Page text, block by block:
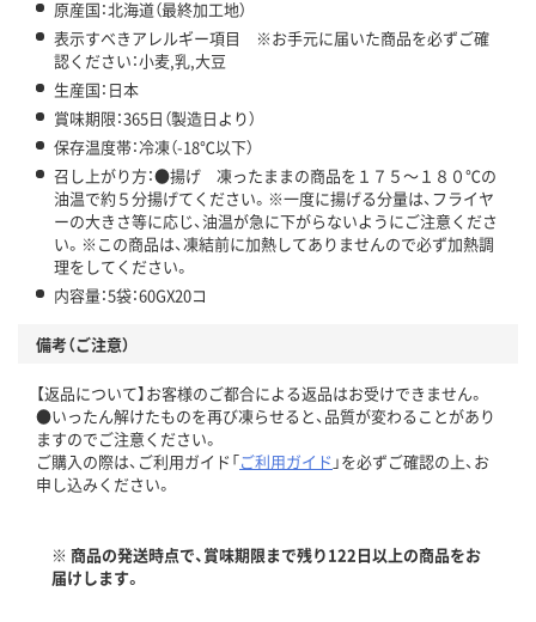
原産国：北海道（最終加工地）
表示すべきアレルギー項目 ※お手元に届いた商品を必ずご確
認ください：小麦,乳,大豆
生産国：日本
賞味期限：365日（製造日より）
保存温度帯：冷凍（-18℃以下）
召し上がり方：●揚げ 凍ったままの商品を１７５～１８０℃の
油温で約５分揚げてください。※一度に揚げる分量は、フライヤ
ーの大きさ等に応じ、油温が急に下がらないようにご注意くださ
い。※この商品は、凍結前に加熱してありませんので必ず加熱調
理をしてください。
内容量：5袋：60GX20コ
備考（ご注意）
【返品について】お客様のご都合による返品はお受けできません。
●いったん解けたものを再び凍らせると、品質が変わることがあり
ますのでご注意ください。
ご購入の際は、ご利用ガイド「ご利用ガイド 」を必ずご確認の上、お
申し込みください。
※ 商品の発送時点で、賞味期限まで残り122日以上の商品をお
届けします。